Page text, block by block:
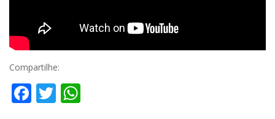
Compartilhe:
Facebook
Twitter